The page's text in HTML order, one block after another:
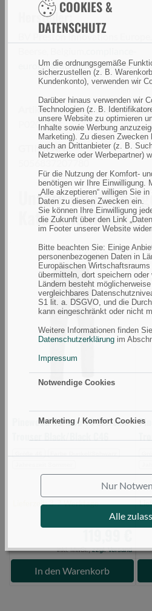
COOKIES &
DATENSCHUTZ
Um die ordnungsgemäße
sicherzustellen (z. B.
Kundenkonto), verwenden wir
Darüber hinaus verwenden wir
Technologien (z. B.
unsere Website zu optimieren
Inhalte sowie Werbung
Marketing). Zu diesen Zwecken
auch an Drittanbieter (z. B.
Netzwerke oder Werbepartner)
Für die Nutzung der Komfort-
benötigen wir Ihre Einwilligung.
„Alle akzeptieren“ willigen Sie
Daten zu diesen Zwecken ein.
Sie können Ihre Einwilligung
die Zukunft über den Link
im Footer unserer Website
Bitte beachten Sie: Einige
personenbezogenen Daten in
Europäischen
übermitteln, dort speichern
Ländern besteht
vergleichbares
S1 lit. a. DSGVO, und die
kann eingeschränkt oder nicht
Weitere Informationen finden
Datenschutzerklärung im
Impressum
Notwendige Cookies
Marketing / Komfort Cookies
Nur
Alle
Hersteller:
BV Preston Innovations
europe@ratheroutdoors.com
Artikelnummer(n) des
P0200684
GTIN (EAN):
Unsere
Kategorie Hosen
Pinewood
Caribou
Extreme
Trouser
Black/Black
(Bild
Pinewood Caribou TC Extreme
Lieferzeit: 3-7 Werktage
119,99 €
inkl. MwSt.,zzgl. Versand
In den Warenkorb
TC